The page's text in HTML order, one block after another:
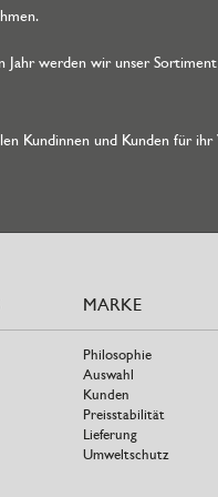
Jahr werden wir unser
Kundinnen und Kunden für ihr
MARKE
Philosophie
Auswahl
Kunden
Preisstabilität
Lieferung
Umweltschutz